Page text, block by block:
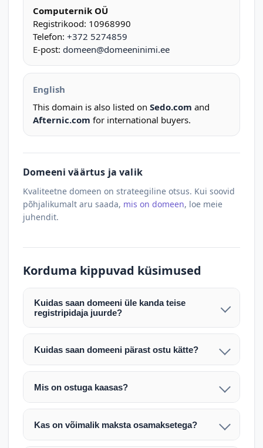
Computernik OÜ
Registrikood: 10968990
Telefon: +372 5274859
E-post: domeen@domeeninimi.ee
English
This domain is also listed on Sedo.com and
Afternic.com for international buyers.
Domeeni väärtus ja valik
Kvaliteetne domeen on strateegiline otsus. Kui soovid
põhjalikumalt aru saada, mis on domeen, loe meie
juhendit.
Korduma kippuvad küsimused
Kuidas saan domeeni üle kanda teise
registripidaja juurde?
Pärast makse laekumist edastame teile domeeni
AUTH (EPP) koodi. Selle abil saate domeeni üle
Domeeni ülekandmine toimub registripidajate
tööpäeva. Täpsemad juhised saadetakse teile e-
posti teel pärast tehingu kinnitamist.
Kuidas saan domeeni pärast ostu kätte?
Pärast ostu vormistamist väljastame arve.
Maksekinnituse järel edastame teile domeeni
enda valitud registripidaja juurde.
Mis on ostuga kaasas?
Ostuga kaasas on domeeninime omandiõigus.
Veebimajutust ja e-posti teenuseid tuleb tellida
Kas on võimalik maksta osamaksetega?